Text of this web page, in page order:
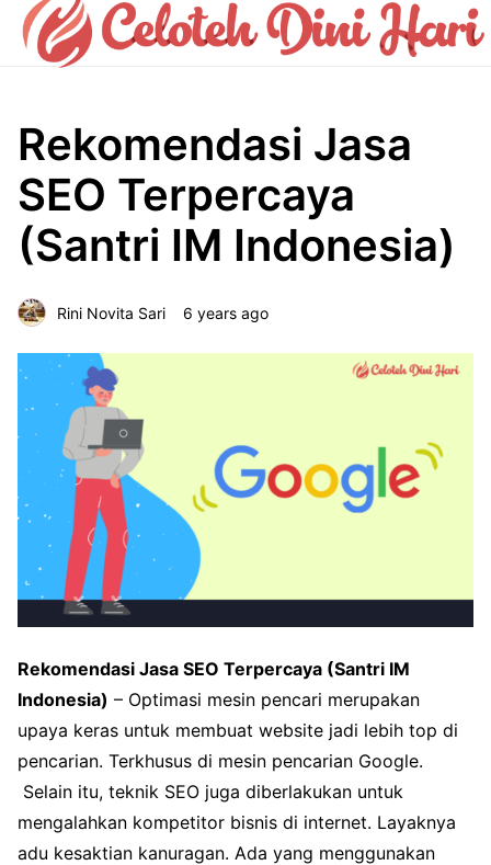
Rekomendasi Jasa
SEO Terpercaya
(Santri IM Indonesia)
Rini Novita Sari 6 years ago
Rekomendasi Jasa SEO Terpercaya (Santri IM
Indonesia) – Optimasi mesin pencari merupakan
upaya keras untuk membuat website jadi lebih top di
pencarian. Terkhusus di mesin pencarian Google.
Selain itu, teknik SEO juga diberlakukan untuk
mengalahkan kompetitor bisnis di internet. Layaknya
adu kesaktian kanuragan. Ada yang menggunakan